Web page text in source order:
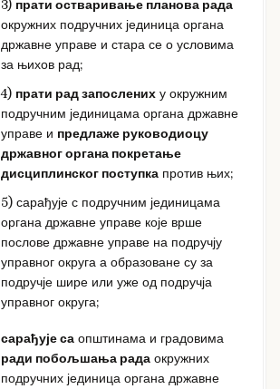
3) прати остваривање планова рада
окружних подручних јединица органа
државне управе и стара се о условима
за њихов рад;
4) прати рад запослених у окружним
подручним јединицама органа државне
управе и предлаже руководиоцу
државног органа покретање
дисциплинског поступка против њих;
5) сарађује с подручним јединицама
органа државне управе које врше
послове државне управе на подручју
управног округа а образоване су за
подручје шире или уже од подручја
управног округа;
сарађује са општинама и градовима
ради побољшања рада окружних
подручних јединица органа државне